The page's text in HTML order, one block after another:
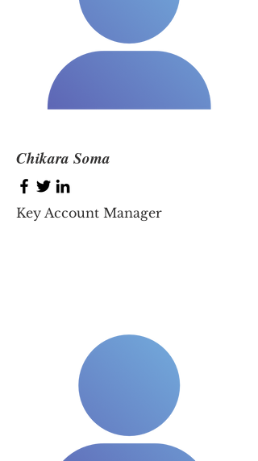
Chikara Soma
Key Account Manager